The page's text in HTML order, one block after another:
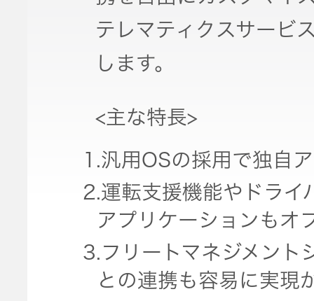
器）
ワイヤレ
スシアタ
ワイヤレ
ススピー
カー
イヤープ
ラグ
テレマティクスサービ
します。
<主な特長>
1.汎用OSの採用で独自
2.運転支援機能やドライ
アプリケーションもオ
3.フリートマネジメント
との連携も容易に実現